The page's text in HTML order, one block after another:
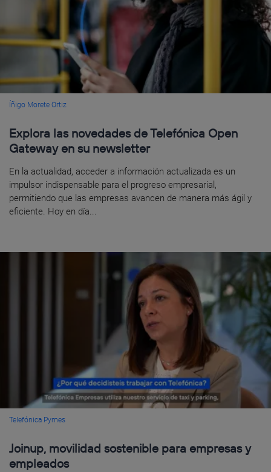
Íñigo Morete Ortiz
Explora las novedades de Telefónica Open
Gateway en su newsletter
En la actualidad, acceder a información actualizada es un
impulsor indispensable para el progreso empresarial,
permitiendo que las empresas avancen de manera más ágil y
eficiente. Hoy en día...
Telefónica Pymes
Joinup, movilidad sostenible para empresas y
empleados